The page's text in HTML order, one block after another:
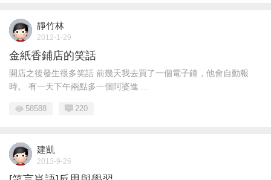
靜竹林
2012-1-29
金紙香鋪店的笑話
開店之後發生很多笑話 前幾天我去買了一個電子鐘，他會自動報
時。 有一天下午兩點多一個阿婆進 ...
58588 220
建凱
2013-9-26